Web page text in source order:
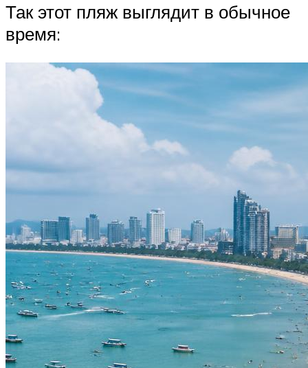
Так этот пляж выглядит в обычное
время: